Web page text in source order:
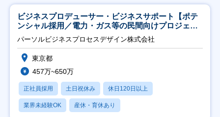
ビジネスプロデューサー・ビジネスサポート【ポテ
ンシャル採用／電力・ガス等の民間向けプロジェク
ト推進】
パーソルビジネスプロセスデザイン株式会社
東京都
457万~650万
正社員採用 土日祝休み 休日120日以上
業界未経験OK 産休・育休あり